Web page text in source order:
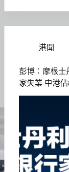
港聞
彭博：摩根士
家失業 中港